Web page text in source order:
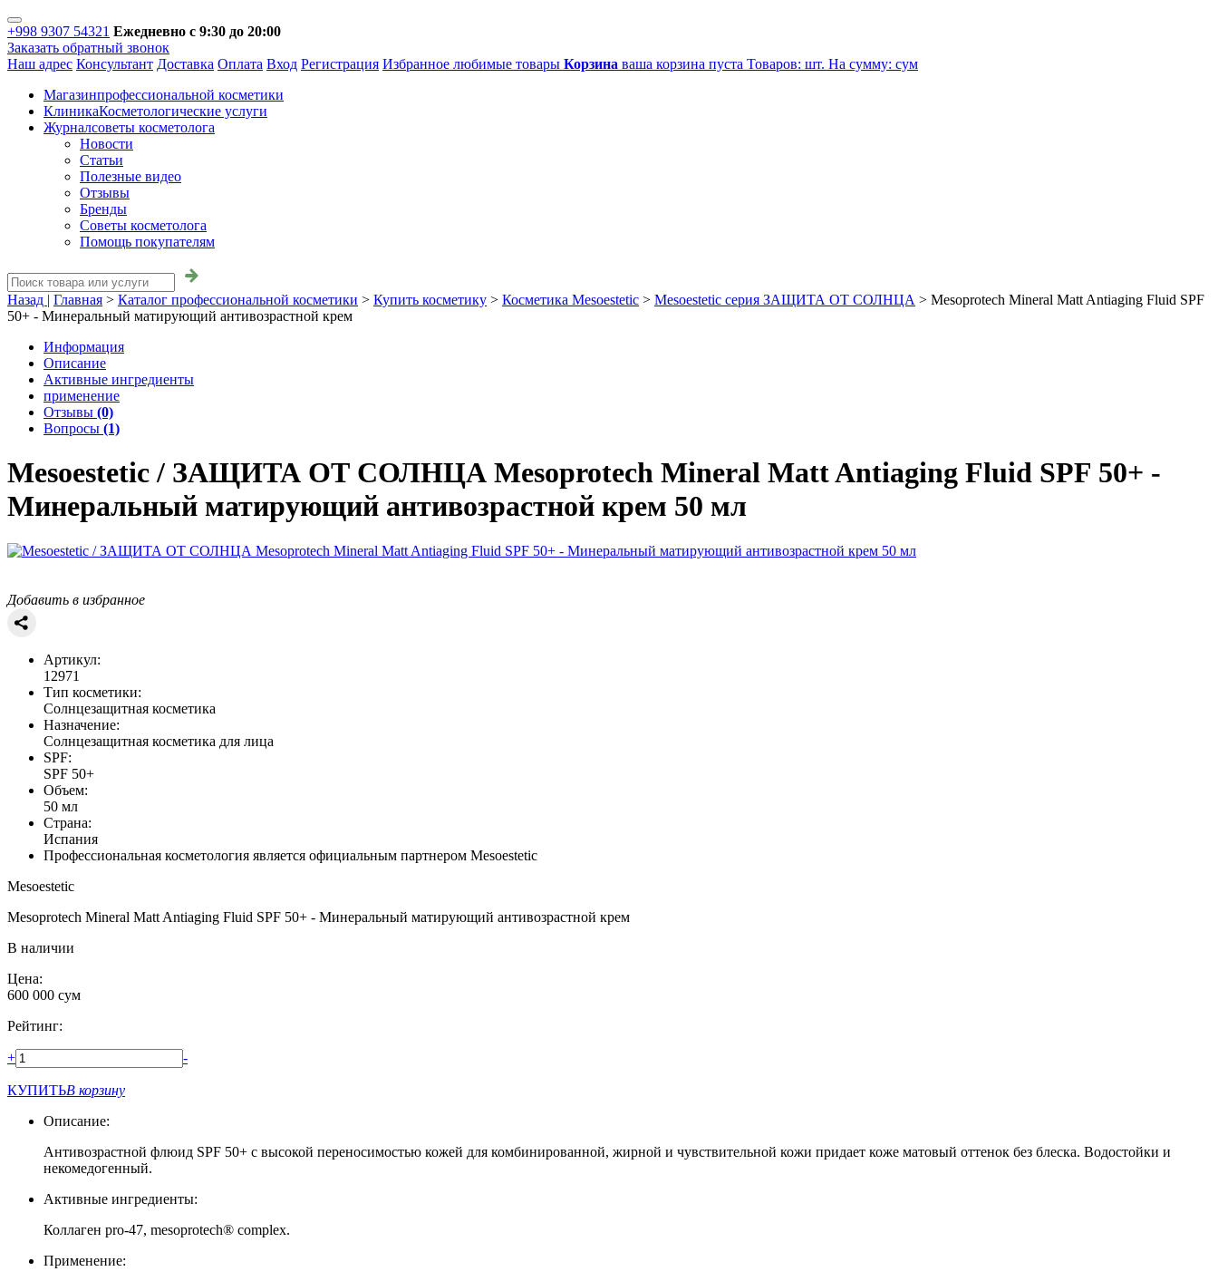
+998 9307 54321 Ежедневно с 9:30 до 20:00
Заказать обратный звонок
Наш адрес Консультант Доставка Оплата Вход Регистрация Избранное любимые товары Корзина ваша корзина пуста Товаров: шт. На сумму: сум
Магазинпрофессиональной косметики
КлиникаКосметологические услуги
Журналсоветы косметолога
Новости
Статьи
Полезные видео
Отзывы
Бренды
Советы косметолога
Помощь покупателям
Назад | Главная > Каталог профессиональной косметики > Купить косметику > Косметика Mesoestetic > Mesoestetic серия ЗАЩИТА ОТ СОЛНЦА > Mesoprotech Mineral Matt Antiaging Fluid SPF
50+ - Минеральный матирующий антивозрастной крем
Информация
Описание
Активные ингредиенты
применение
Отзывы (0)
Вопросы (1)
Mesoestetic / ЗАЩИТА ОТ СОЛНЦА Mesoprotech Mineral Matt Antiaging Fluid SPF 50+ -
Минеральный матирующий антивозрастной крем 50 мл
Добавить в избранное
Артикул:
12971
Тип косметики:
Солнцезащитная косметика
Назначение:
Солнцезащитная косметика для лица
SPF:
SPF 50+
Объем:
50 мл
Страна:
Испания
Профессиональная косметология является официальным партнером Mesoestetic
Mesoestetic
Mesoprotech Mineral Matt Antiaging Fluid SPF 50+ - Минеральный матирующий антивозрастной крем
В наличии
Цена:
600 000 сум
Рейтинг:
+ -
КУПИТЬВ корзину
Описание:
Антивозрастной флюид SPF 50+ с высокой переносимостью кожей для комбинированной, жирной и чувствительной кожи придает коже матовый оттенок без блеска. Водостойки и
некомедогенный.
Активные ингредиенты:
Коллаген pro-47, mesoprotech® complex.
Применение: